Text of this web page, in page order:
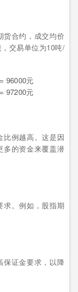
货合约，成交均价
交易单位为10吨/
96000元
97200元
比例越高。这是因
多的资金来覆盖潜
求。例如，股指期
保证金要求，以降